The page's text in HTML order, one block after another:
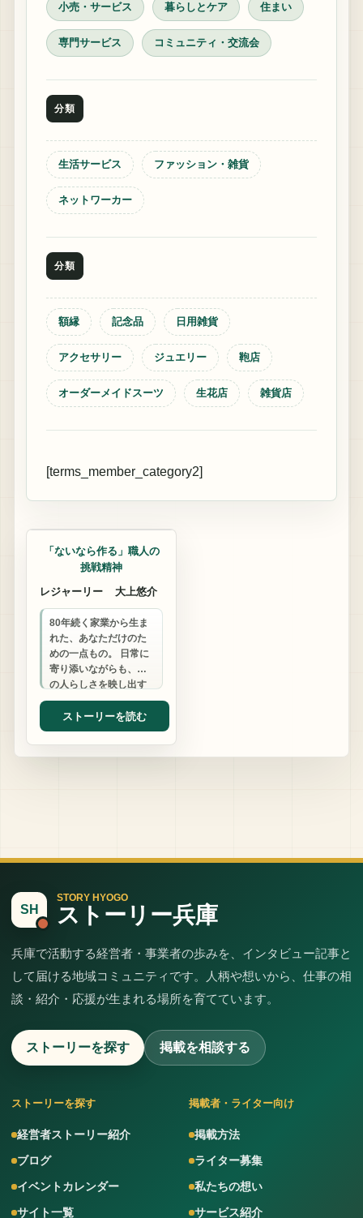
小売・サービス 暮らしとケア 住まい
専門サービス コミュニティ・交流会
分類
生活サービス ファッション・雑貨
ネットワーカー
分類
額縁 記念品 日用雑貨
アクセサリー ジュエリー 鞄店
オーダーメイドスーツ 生花店 雑貨店
[terms_member_category2]
「ないなら作る」職人の
挑戦精神
レジャーリー
大上悠介
80年続く家業から生ま
れた、あなただけのた
めの一点もの。 日常に
寄り添いながらも、そ
の人らしさを映し出す
カバンと小物を、真心
込めて創ります。
ストーリーを読む
SH
STORY HYOGO
ストーリー兵庫
兵庫で活動する経営者・事業者の歩みを、インタビュー記事と
して届ける地域コミュニティです。人柄や想いから、仕事の相
談・紹介・応援が生まれる場所を育てています。
ストーリーを探す 掲載を相談する
ストーリーを探す
経営者ストーリー紹介
ブログ
イベントカレンダー
サイト一覧
掲載者・ライター向け
掲載方法
ライター募集
私たちの想い
サービス紹介